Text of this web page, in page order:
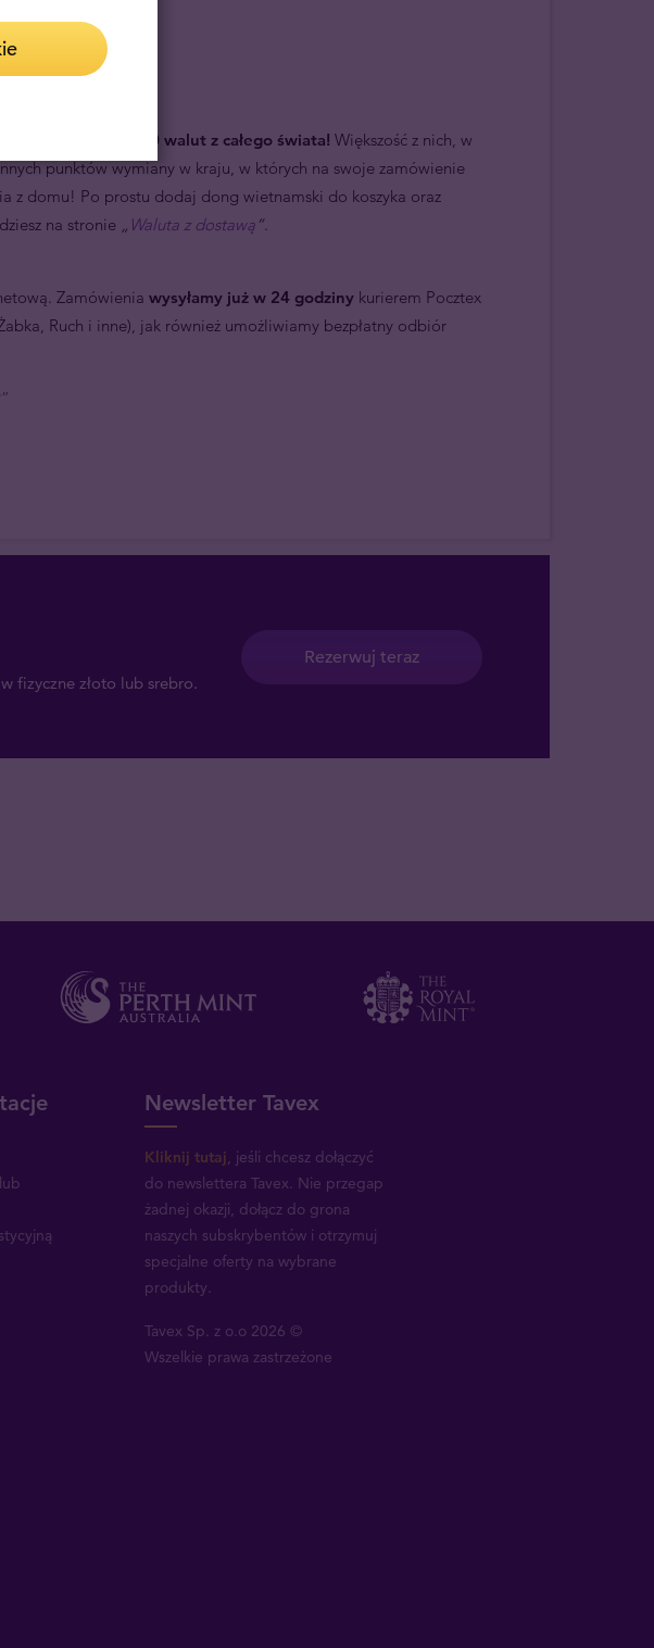
posiadamy ponad 60 walut z całego świata! Większość z nich, w
punktów wymiany w kraju, w których na swoje zamówienie
z domu! Po prostu dodaj dong wietnamski do koszyka oraz
na stronie „ Waluta z dostawą ”.
Zamówienia wysyłamy już w 24 godziny kurierem Pocztex
Ruch i inne), jak również umożliwiamy bezpłatny odbiór
fizyczne złoto lub srebro.
Rezerwuj teraz
Newsletter Tavex
Kliknij tutaj , jeśli chcesz dołączyć
do newslettera Tavex. Nie przegap
żadnej okazji, dołącz do grona
naszych subskrybentów i otrzymuj
specjalne oferty na wybrane
produkty.
Tavex Sp. z o.o 2026 ©
Wszelkie prawa zastrzeżone